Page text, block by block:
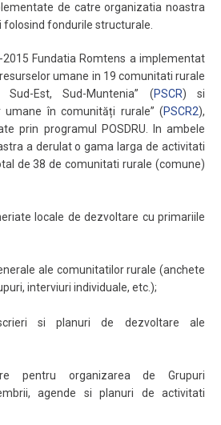
de catre organizatia noastra
folosind fondurile structurale.
Fundatia Romtens a implementat
umane in 19 comunitati rurale
Est, Sud-Muntenia” (PSCR) si
umane în comunități rurale” (PSCR2),
prin programul POSDRU. In ambele
a derulat o gama larga de activitati
de 38 de comunitati rurale (comune)
locale de dezvoltare cu primariile
ale comunitatilor rurale (anchete
interviuri individuale, etc.);
si planuri de dezvoltare ale
pentru organizarea de Grupuri
agende si planuri de activitati